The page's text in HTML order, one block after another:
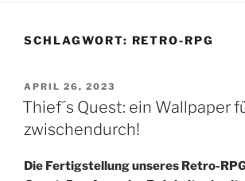
SCHLAGWORT: RETRO-RPG
VERÖFFENTLICHT
AM
APRIL 26, 2023
Thief´s Quest: ein Wallpaper
zwischendurch!
Die Fertigstellung unseres Retro-